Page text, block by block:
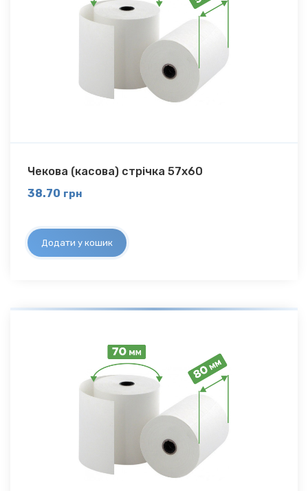
Чекова (касова) стрічка 57х60
38.70 грн
Додати у кошик